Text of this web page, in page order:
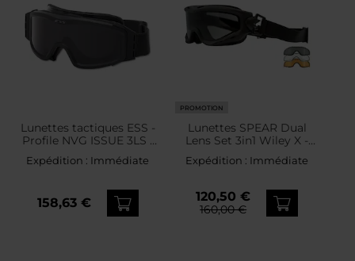
Lunettes tactiques ESS -
Profile NVG ISSUE 3LS -
Expédition : Immédiate
158,63 €
PROMOTION
Lunettes SPEAR Dual
Lens Set 3in1 Wiley X -
Matte Black
Expédition : Immédiate
120,50 €
160,00 €